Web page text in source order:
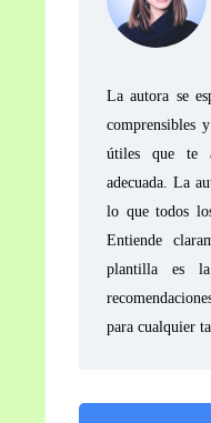
La autora se
comprensibles
útiles que te
adecuada. La
lo que todos
Entiende
plantilla es
para cualquier